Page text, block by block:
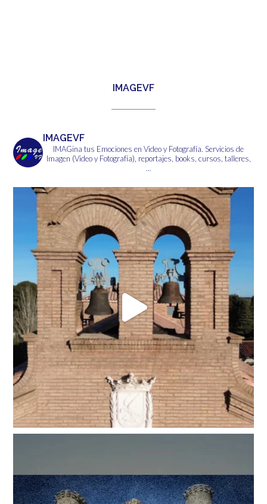
IMAGEVF
IMAGEVF
IMAGina tus Emociones en Video y Fotografía. Servicios de
Imagen (Video y Fotografía), reportajes, books, cursos, talleres,
...